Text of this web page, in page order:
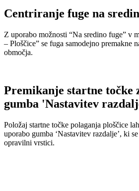
Centriranje fuge na
Z uporabo možnosti “Na sredino fuge” v
– Ploščice” se fuga samodejno premakne
območja.
Premikanje startne točke
gumba 'Nastavitev
Položaj startne točke polaganja ploščice
uporabo gumba ‘Nastavitev razdalje’, ki
opravilni vrstici.